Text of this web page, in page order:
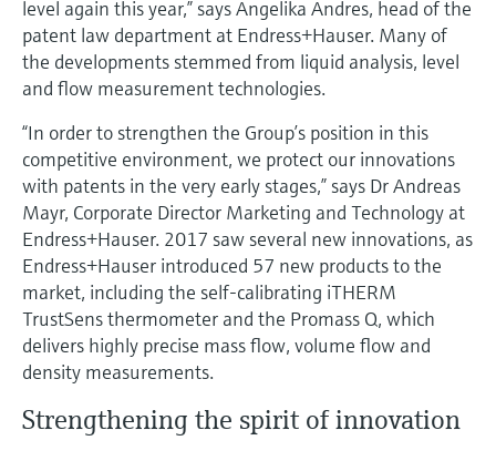
l'application
Device Viewer
Trouver des informations et de la
Recherche de pièces détachées
Trouvez la bonne pièce de rechange en
tapant la racine/le code du produit et
accédez aux données spécifiques, vues
éclatées et notices de montage des appareils
pour un remplacement/réparation rapide.
Mesure du niveau par barrière à
micro-ondes
Mesure du niveau par la pression
Voir tous
Analyseurs de dureté, fer, etc.
Photomètres de process
Mesure par transmission de micro-
ondes
Technologie Memosens
Voir tous
décisionnels
level again this year,” says Angelika Andres, head of the
patent law department at Endress+Hauser. Many of
the developments stemmed from liquid analysis, level
and flow measurement technologies.
“In order to strengthen the Group’s position in this
competitive environment, we protect our innovations
with patents in the very early stages,” says Dr Andreas
Mayr, Corporate Director Marketing and Technology at
Endress+Hauser. 2017 saw several new innovations, as
Endress+Hauser introduced 57 new products to the
market, including the self-calibrating iTHERM
TrustSens thermometer and the Promass Q, which
delivers highly precise mass flow, volume flow and
density measurements.
Strengthening the spirit of innovation